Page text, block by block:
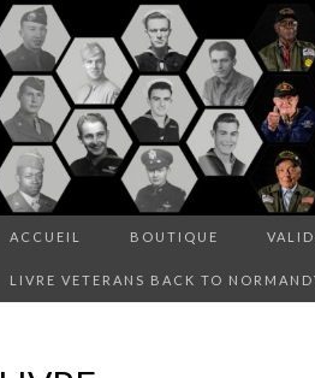
ACCUEIL BOUTIQUE
LIVRE VETERANS BACK TO